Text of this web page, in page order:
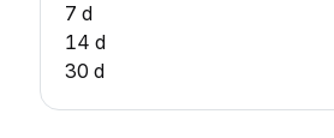
7 d
14 d
30 d